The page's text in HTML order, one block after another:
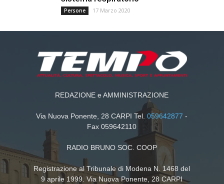
Persone 17 Marzo 2020
REDAZIONE e AMMINISTRAZIONE
Via Nuova Ponente, 28 CARPI Tel.059642877 -
Fax 059642110
RADIO BRUNO SOC. COOP
Registrazione al Tribunale di Modena N. 1468 del
9 aprile 1999. Via Nuova Ponente, 28 CARPI